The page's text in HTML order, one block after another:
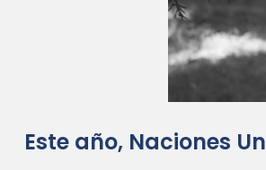
Este año, Naciones